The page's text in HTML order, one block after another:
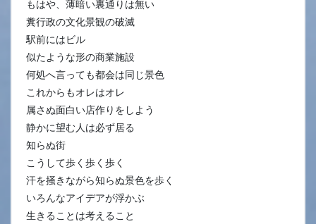
もはや、薄暗い裏通りは無い
糞行政の文化景観の破滅
駅前にはビル
似たような形の商業施設
何処へ言っても都会は同じ景色
これからもオレはオレ
属さぬ面白い店作りをしよう
静かに望む人は必ず居る
知らぬ街
こうして歩く歩く歩く
汗を掻きながら知らぬ景色を歩く
いろんなアイデアが浮かぶ
生きることは考えること